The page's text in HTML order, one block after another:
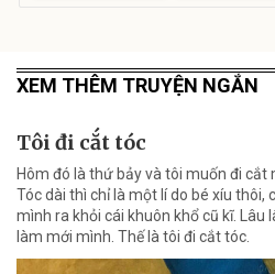
XEM THÊM TRUYỆN NGẮN
Tôi đi cắt tóc
Hôm đó là thứ bảy và tôi muốn đi cắt
Tóc dài thì chỉ là một lí do bé xíu thôi,
mình ra khỏi cái khuôn khổ cũ kĩ. Lâu
làm mới mình. Thế là tôi đi cắt tóc.